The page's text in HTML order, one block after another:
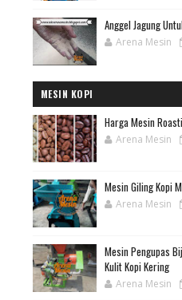
Anggel Jagung
Arena Mesin
MESIN KOPI
Harga Mesin
Arena Mesin
Mesin Giling Kopi
Arena Mesin
Mesin Pengupas
Kulit Kopi Kering
Arena Mesin